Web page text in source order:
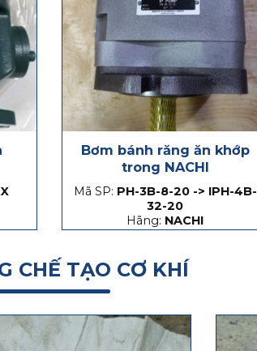
Bơm bánh răng ăn khớp
trong NACHI
Mã SP: PH-3B-8-20 -> IPH-4B-
32-20
Hãng: NACHI
CHẾ TẠO CƠ KHÍ